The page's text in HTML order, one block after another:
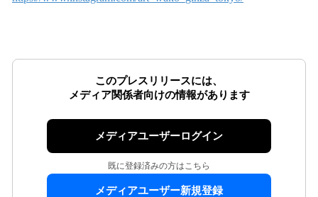
このプレスリリースには、
メディア関係者向けの情報があります
メディアユーザーログイン
既に登録済みの方はこちら
メディアユーザー新規登録